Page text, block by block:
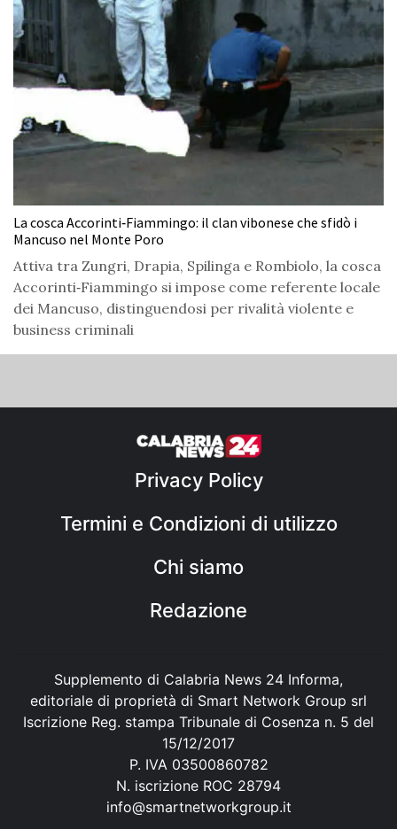
La cosca Accorinti‑Fiammingo: il clan vibonese che sfidò i
Mancuso nel Monte Poro
Attiva tra Zungri, Drapia, Spilinga e Rombiolo, la cosca
Accorinti‑Fiammingo si impose come referente locale
dei Mancuso, distinguendosi per rivalità violente e
business criminali
Privacy Policy
Termini e Condizioni di utilizzo
Chi siamo
Redazione
Supplemento di Calabria News 24 Informa,
editoriale di proprietà di Smart Network Group srl
Iscrizione Reg. stampa Tribunale di Cosenza n. 5 del
15/12/2017
P. IVA 03500860782
N. iscrizione ROC 28794
info@smartnetworkgroup.it